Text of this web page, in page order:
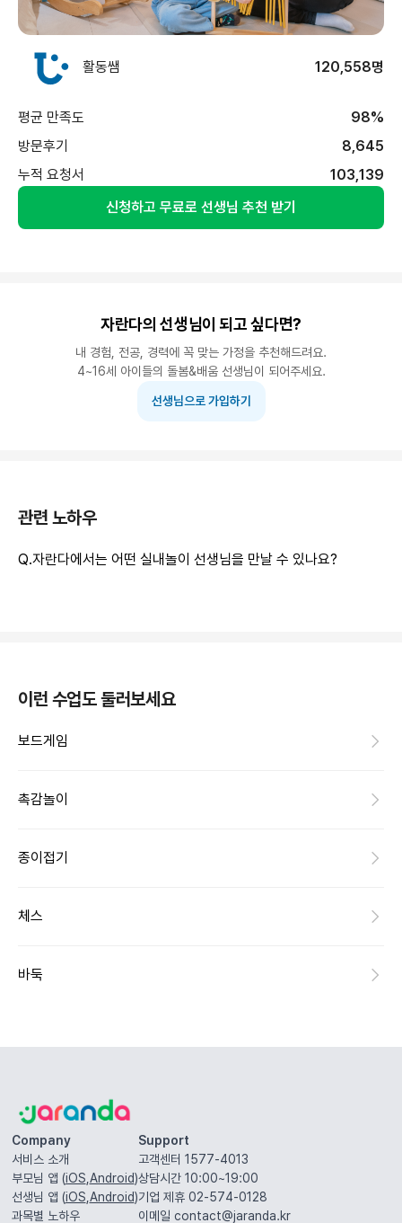
활동쌤 120,558명
평균 만족도
98%
방문후기
8,645
누적 요청서
103,139
신청하고 무료로 선생님 추천 받기
자란다의 선생님이 되고 싶다면?
내 경험, 전공, 경력에 꼭 맞는 가정을 추천해드려요.
4~16세 아이들의 돌봄&배움 선생님이 되어주세요.
선생님으로 가입하기
관련 노하우
Q.자란다에서는 어떤 실내놀이 선생님을 만날 수 있나요?
이런 수업도 둘러보세요
보드게임
촉감놀이
종이접기
체스
바둑
Company
서비스 소개
부모님 앱 (iOS,Android)
선생님 앱 (iOS,Android)
과목별 노하우
Support
고객센터 1577-4013
상담시간 10:00~19:00
기업 제휴 02-574-0128
이메일 contact@jaranda.kr